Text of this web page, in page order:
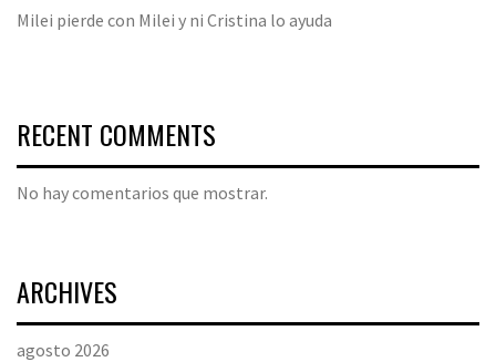
Milei pierde con Milei y ni Cristina lo ayuda
RECENT COMMENTS
No hay comentarios que mostrar.
ARCHIVES
agosto 2026